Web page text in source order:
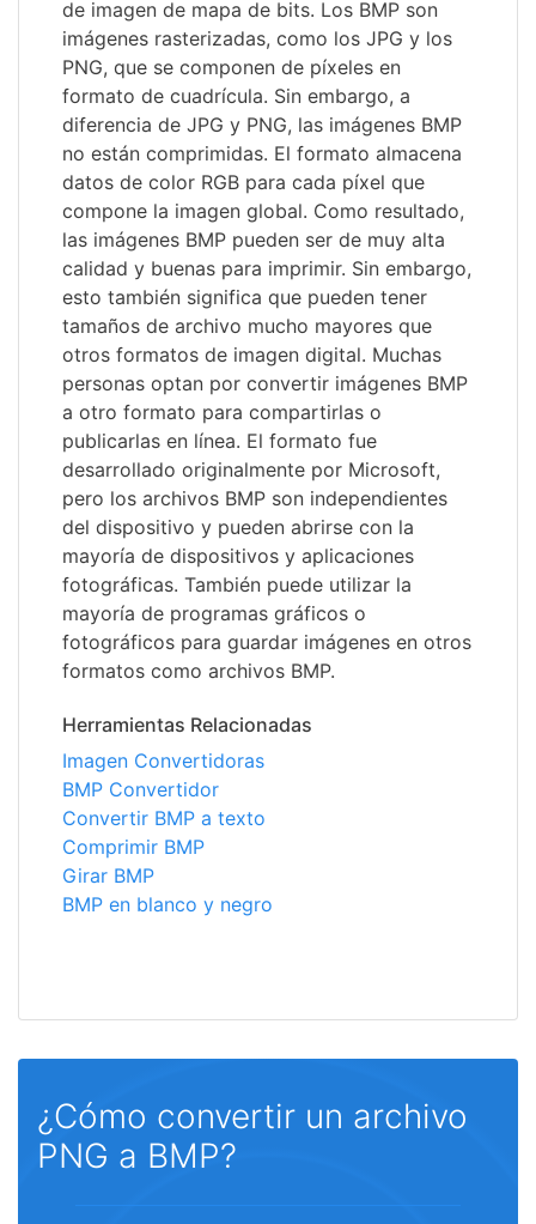
de imagen de mapa de bits. Los BMP son
imágenes rasterizadas, como los JPG y los
PNG, que se componen de píxeles en
formato de cuadrícula. Sin embargo, a
diferencia de JPG y PNG, las imágenes BMP
no están comprimidas. El formato almacena
datos de color RGB para cada píxel que
compone la imagen global. Como resultado,
las imágenes BMP pueden ser de muy alta
calidad y buenas para imprimir. Sin embargo,
esto también significa que pueden tener
tamaños de archivo mucho mayores que
otros formatos de imagen digital. Muchas
personas optan por convertir imágenes BMP
a otro formato para compartirlas o
publicarlas en línea. El formato fue
desarrollado originalmente por Microsoft,
pero los archivos BMP son independientes
del dispositivo y pueden abrirse con la
mayoría de dispositivos y aplicaciones
fotográficas. También puede utilizar la
mayoría de programas gráficos o
fotográficos para guardar imágenes en otros
formatos como archivos BMP.
Herramientas Relacionadas
Imagen Convertidoras
BMP Convertidor
Convertir BMP a texto
Comprimir BMP
Girar BMP
BMP en blanco y negro
¿Cómo convertir un archivo
PNG a BMP?